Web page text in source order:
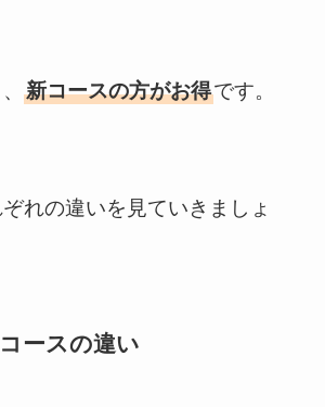
新コースの方がお得です。
れの違いを見ていきましょ
ースの違い